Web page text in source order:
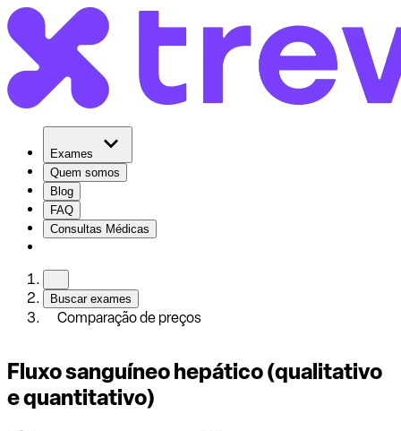
Exames
Quem somos
Blog
FAQ
Consultas Médicas
Buscar exames
Comparação de preços
Fluxo sanguíneo hepático (qualitativo
e quantitativo)